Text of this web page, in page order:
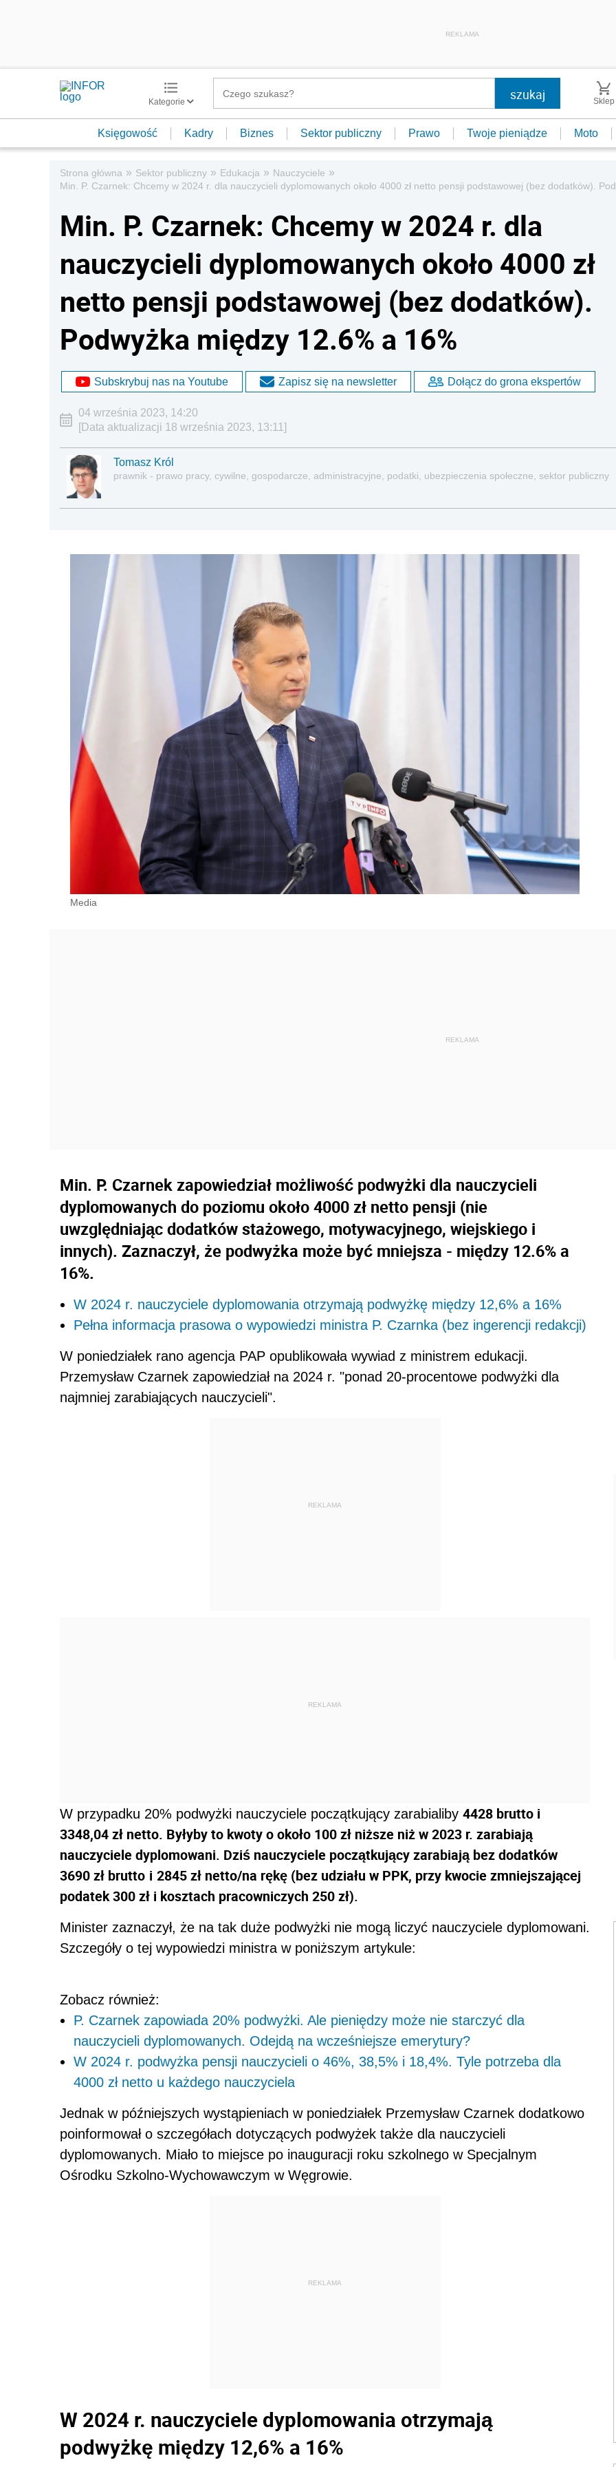
REKLAMA
Kategorie Sklep
Księgowość Kadry Biznes Sektor publiczny Prawo Twoje pieniądze Moto
Strona główna » Sektor publiczny » Edukacja » Nauczyciele »
Min. P. Czarnek: Chcemy w 2024 r. dla nauczycieli dyplomowanych około 4000 zł netto pensji podstawowej (bez dodatków).
Min. P. Czarnek: Chcemy w 2024 r. dla
nauczycieli dyplomowanych około 4000 zł
netto pensji podstawowej (bez dodatków).
Podwyżka między 12.6% a 16%
Subskrybuj nas na Youtube Zapisz się na newsletter Dołącz do grona ekspertów
04 września 2023, 14:20
[Data aktualizacji 18 września 2023, 13:11]
Tomasz Król
prawnik - prawo pracy, cywilne, gospodarcze, administracyjne, podatki, ubezpieczenia społeczne, sektor publiczny
Media
Min. P. Czarnek zapowiedział możliwość podwyżki dla nauczycieli
dyplomowanych do poziomu około 4000 zł netto pensji (nie
uwzględniając dodatków stażowego, motywacyjnego, wiejskiego i
innych). Zaznaczył, że podwyżka może być mniejsza - między 12.6% a
16%.
W 2024 r. nauczyciele dyplomowania otrzymają podwyżkę między 12,6% a 16%
Pełna informacja prasowa o wypowiedzi ministra P. Czarnka (bez ingerencji redakcji)
W poniedziałek rano agencja PAP opublikowała wywiad z ministrem edukacji.
Przemysław Czarnek zapowiedział na 2024 r. "ponad 20-procentowe podwyżki dla
najmniej zarabiających nauczycieli".
REKLAMA
REKLAMA
W przypadku 20% podwyżki nauczyciele początkujący zarabialiby 4428 brutto i
3348,04 zł netto. Byłyby to kwoty o około 100 zł niższe niż w 2023 r. zarabiają
nauczyciele dyplomowani. Dziś nauczyciele początkujący zarabiają bez dodatków
3690 zł brutto i 2845zł netto/na rękę (bez udziału w PPK, przy kwocie zmniejszającej
podatek 300 zł i kosztach pracowniczych 250 zł).
Minister zaznaczył, że na tak duże podwyżki nie mogą liczyć nauczyciele dyplomowani.
Szczegóły o tej wypowiedzi ministra w poniższym artykule:
Zobacz również:
P. Czarnek zapowiada 20% podwyżki. Ale pieniędzy może nie starczyć dla
nauczycieli dyplomowanych. Odejdą na wcześniejsze emerytury?
W 2024 r. podwyżka pensji nauczycieli o 46%, 38,5% i 18,4%. Tyle potrzeba dla
4000 zł netto u każdego nauczyciela
Jednak w późniejszych wystąpieniach w poniedziałek Przemysław Czarnek dodatkowo
poinformował o szczegółach dotyczących podwyżek także dla nauczycieli
dyplomowanych. Miało to miejsce po inauguracji roku szkolnego w Specjalnym
Ośrodku Szkolno-Wychowawczym w Węgrowie.
REKLAMA
W 2024 r. nauczyciele dyplomowania otrzymają
podwyżkę między 12,6% a 16%